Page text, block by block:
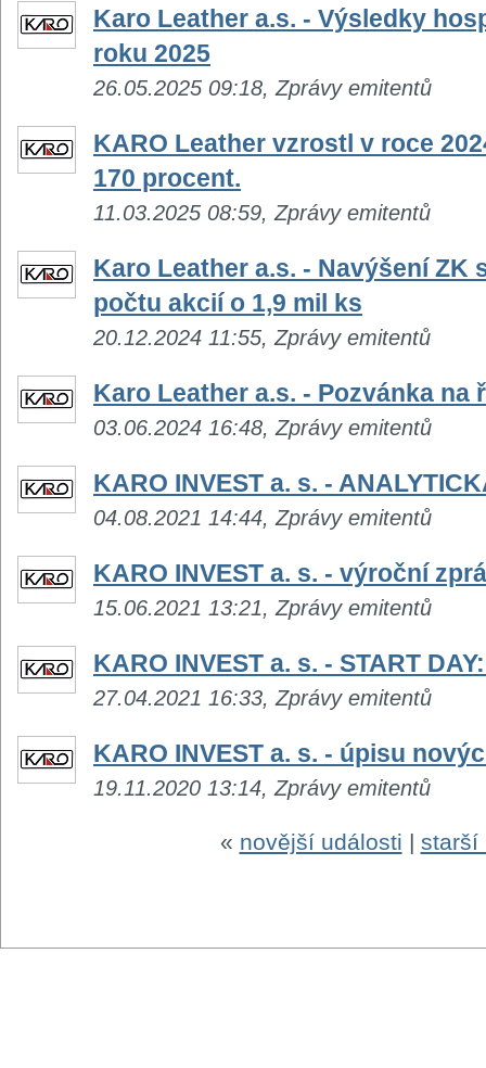
Karo Leather a.s. - Výsledky
roku 2025
26.05.2025 09:18, Zprávy emitentů
KARO Leather vzrostl v roce
170 procent.
11.03.2025 08:59, Zprávy emitentů
Karo Leather a.s. - Navýšení ZK
počtu akcií o 1,9 mil ks
20.12.2024 11:55, Zprávy emitentů
Karo Leather a.s. - Pozvánka na
03.06.2024 16:48, Zprávy emitentů
KARO INVEST a. s. -
04.08.2021 14:44, Zprávy emitentů
KARO INVEST a. s. - výroční
15.06.2021 13:21, Zprávy emitentů
KARO INVEST a. s. - START
27.04.2021 16:33, Zprávy emitentů
KARO INVEST a. s. - úpisu
19.11.2020 13:14, Zprávy emitentů
« novější události | starší